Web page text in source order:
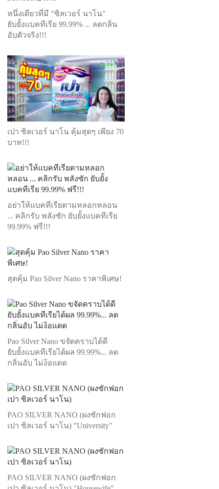
หนึ่งเดียวที่มี "ซิลเวอร์ นาโน"
ยับยั้งแบคทีเรีย 99.99% ... ลดกลิ่น
อับตัวจริง!!!
เปา ซิลเวอร์ นาโน คุ้มสุดๆ เพียง 70
บาท!!!
อย่าให้แบคทีเรียตามหลอกหลอน
... คลิกรับ พลังซัก ยับยั้งแบคทีเรีย
99.99% ฟรี!!!
สุดคุ้ม Pao Silver Nano ราคาพิเศษ!
Pao Silver Nano ขจัดคราบได้ดี
ยับยั้งแบคทีเรียได้ผล 99.99%... ลด
กลิ่นอับ ไม่ง้อแดด
PAO SILVER NANO (ผงซักฟอก
เปา ซิลเวอร์ นาโน) "University"
PAO SILVER NANO (ผงซักฟอก